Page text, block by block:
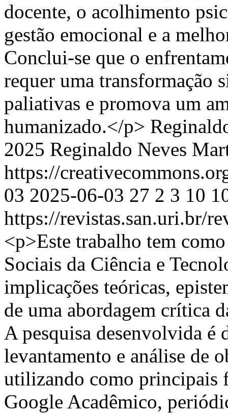
docente, o acolhimento
gestão emocional e a
Conclui-se que o
requer uma transformação
paliativas e promova um
humanizado.</p>
2025 Reginaldo Neves
https://
03 2025-06-03 27 2 3 10
https://revistas.san.uri.br/
<p>Este trabalho tem
Sociais da Ciência e
implicações teóricas,
de uma abordagem crítica
A pesquisa desenvolvida é
levantamento e análise de
utilizando como principais
Google Acadêmico,